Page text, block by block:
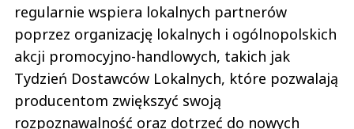
regularnie wspiera lokalnych partnerów
poprzez organizację lokalnych i ogólnopolskich
akcji promocyjno-handlowych, takich jak
Tydzień Dostawców Lokalnych, które pozwalają
producentom zwiększyć swoją
rozpoznawalność oraz dotrzeć do nowych